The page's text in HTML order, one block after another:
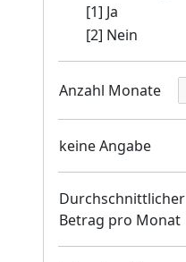
[1] Ja
[2] Nein
Anzahl Monate
keine Angabe
Durchschnittlicher
Betrag pro Monat